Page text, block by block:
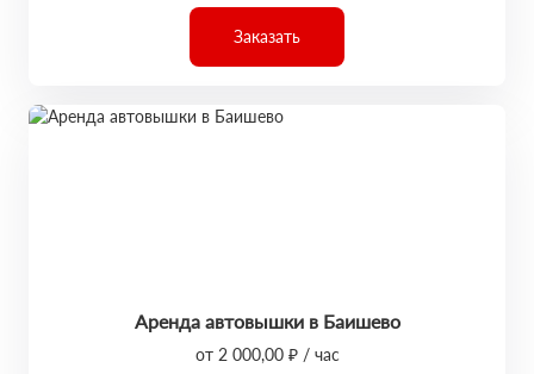
Заказать
Аренда автовышки в Баишево
от 2 000,00 ₽ / час